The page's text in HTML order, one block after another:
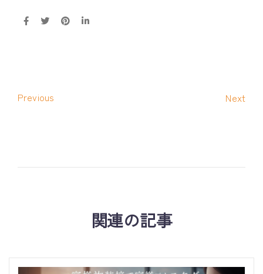
Previous Next
関連の記事